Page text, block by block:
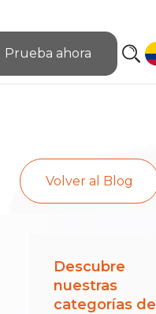
Prueba ahora
Volver al Blog
Descubre
nuestras
categorías de